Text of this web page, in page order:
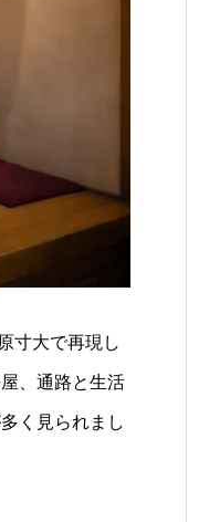
寸大で再現し
、通路と生活
く見られまし